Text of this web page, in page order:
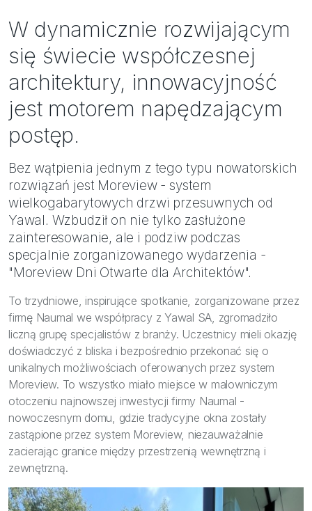
Inspiracje
W dynamicznie rozwijającym
się świecie współczesnej
architektury, innowacyjność
jest motorem napędzającym
postęp.
Bez wątpienia jednym z tego typu nowatorskich
rozwiązań jest Moreview - system
wielkogabarytowych drzwi przesuwnych od
Yawal. Wzbudził on nie tylko zasłużone
zainteresowanie, ale i podziw podczas
specjalnie zorganizowanego wydarzenia -
"Moreview Dni Otwarte dla Architektów".
To trzydniowe, inspirujące spotkanie, zorganizowane przez
firmę Naumal we współpracy z Yawal SA, zgromadziło
liczną grupę specjalistów z branży. Uczestnicy mieli okazję
doświadczyć z bliska i bezpośrednio przekonać się o
unikalnych możliwościach oferowanych przez system
Moreview. To wszystko miało miejsce w malowniczym
otoczeniu najnowszej inwestycji firmy Naumal -
nowoczesnym domu, gdzie tradycyjne okna zostały
zastąpione przez system Moreview, niezauważalnie
zacierając granice między przestrzenią wewnętrzną i
zewnętrzną.